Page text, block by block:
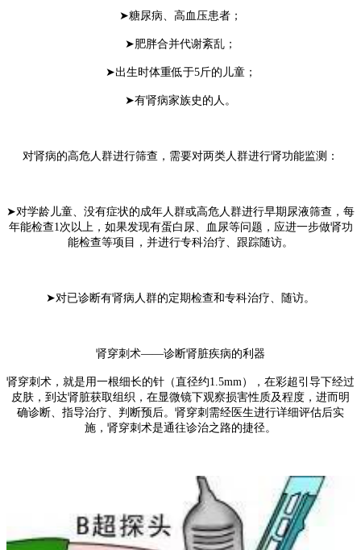
➤糖尿病、高血压患者；
➤肥胖合并代谢紊乱；
➤出生时体重低于5斤的儿童；
➤有肾病家族史的人。
对肾病的高危人群进行筛查，需要对两类人群进行肾功能监测：
➤对学龄儿童、没有症状的成年人群或高危人群进行早期尿液筛查，每
年能检查1次以上，如果发现有蛋白尿、血尿等问题，应进一步做肾功
能检查等项目，并进行专科治疗、跟踪随访。
➤对已诊断有肾病人群的定期检查和专科治疗、随访。
肾穿刺术——诊断肾脏疾病的利器
肾穿刺术，就是用一根细长的针（直径约1.5mm），在彩超引导下经过
皮肤，到达肾脏获取组织，在显微镜下观察损害性质及程度，进而明
确诊断、指导治疗、判断预后。肾穿刺需经医生进行详细评估后实
施，肾穿刺术是通往诊治之路的捷径。